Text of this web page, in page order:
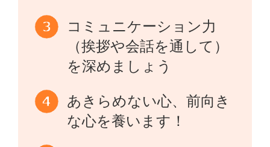
コミュニケーション力
（挨拶や会話を通して）
を深めましょう
あきらめない心、前向き
な心を養います！